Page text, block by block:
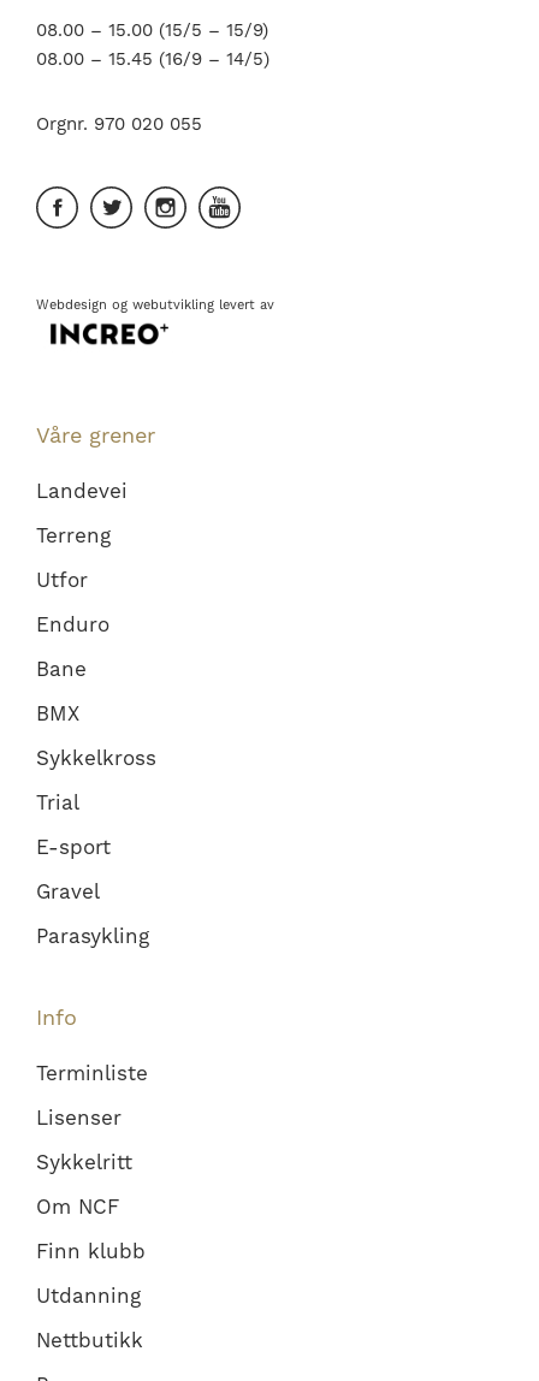
08.00 – 15.00 (15/5 – 15/9)
08.00 – 15.45 (16/9 – 14/5)
Orgnr. 970 020 055
Webdesign og webutvikling levert av
Våre grener
Landevei
Terreng
Utfor
Enduro
Bane
BMX
Sykkelkross
Trial
E-sport
Gravel
Parasykling
Info
Terminliste
Lisenser
Sykkelritt
Om NCF
Finn klubb
Utdanning
Nettbutikk